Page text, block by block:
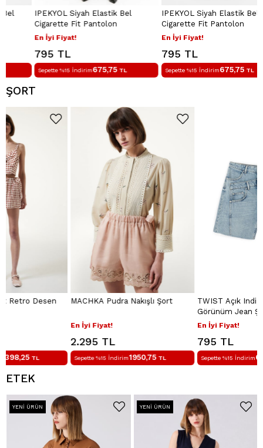
IPEKYOL Siyah Elastik Bel
Cigarette Fit Pantolon
En İyi Fiyat!
795 TL
Sepette %15 İndirim675,75TL
IPEKYOL Siyah Elastik Bel Keten
Cigarette Fit Pantolon
En İyi Fiyat!
795 TL
Sepette %15 İndirim675,75TL
ŞORT
MACHKA Pudra Nakışlı Şort
Sepette %15 İndirim 1950,75TL
TWIST Açık Indigo Çift Parça
Görünüm Jean Şort
Sepette %15 İndirim 675,75TL
ETEK
YENI ÜRÜN YENI ÜRÜN